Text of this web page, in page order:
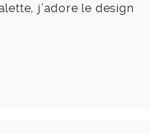
j’adore le design